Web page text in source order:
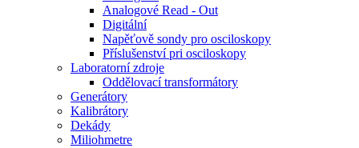
Analogové Read - Out
Digitální
Napěťově sondy pro osciloskopy
Příslušenství pri osciloskopy
Laboratorní zdroje
Oddělovací transformátory
Generátory
Kalibrátory
Dekády
Miliohmetre